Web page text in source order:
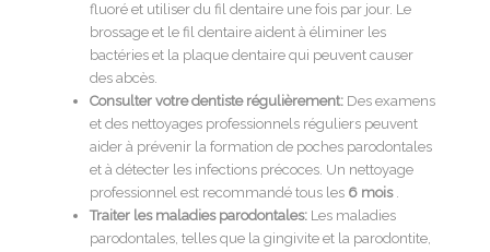
fluoré et utiliser du fil dentaire une fois par jour. Le
brossage et le fil dentaire aident à éliminer les
bactéries et la plaque dentaire qui peuvent causer
des abcès.
Consulter votre dentiste régulièrement: Des examens
et des nettoyages professionnels réguliers peuvent
aider à prévenir la formation de poches parodontales
et à détecter les infections précoces. Un nettoyage
professionnel est recommandé tous les 6 mois .
Traiter les maladies parodontales: Les maladies
parodontales, telles que la gingivite et la parodontite,